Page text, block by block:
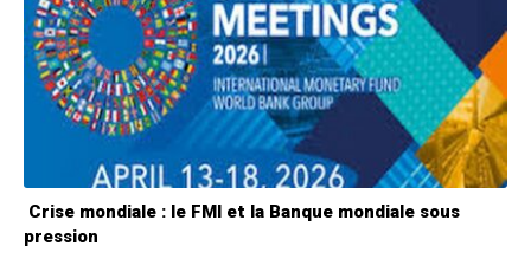
Crise mondiale : le FMI et la Banque mondiale sous
pression